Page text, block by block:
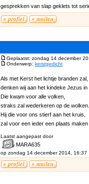
gesprekken van slap geklets tot
Geplaatst: zondag 14 december
Onderwerp: kerstgedicht
Als met Kerst het lichtje branden zal,
denken wij aan het kindeke Jezus in
Die kwam voor alle volken,
straks zal wederkeren op de wolken.
Hij die voor ons stierf aan het kruis,
zal voor een ieder een plaats
Laatst aangepast door
MARA635
op zondag 14 december 2014, 16:37